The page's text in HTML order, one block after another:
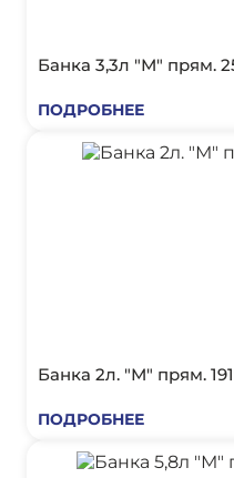
Банка 3,3л "М"
ПОДРОБНЕЕ
Банка 2л. "М" прям.
ПОДРОБНЕЕ